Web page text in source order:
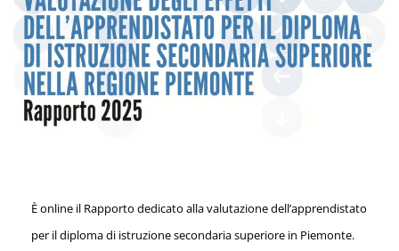
È online il Rapporto dedicato alla valutazione dell’apprendistato
per il diploma di istruzione secondaria superiore in Piemonte.